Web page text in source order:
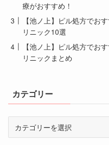
療がおすすめ！
【池ノ上】ピル処方でお
リニック10選
【池ノ上】ピル処方でお
リニックまとめ
カテゴリー